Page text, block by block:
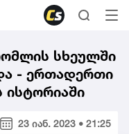
სხეულში
- ერთადერთი
ისტორიაში
23 იან. 2023 • 21:25